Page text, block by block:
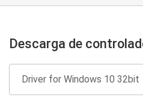
Descarga de